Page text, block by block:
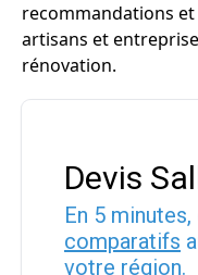
recommandations
artisans et
rénovation.
Devis
En 5
comparatifs
votre région.